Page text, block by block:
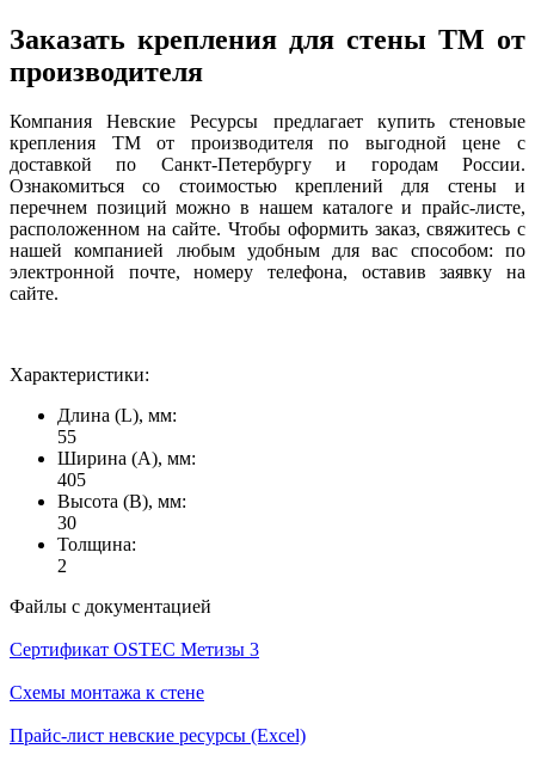
Заказать крепления для стены ТМ от
производителя
Компания Невские Ресурсы предлагает купить стеновые
крепления ТМ от производителя по выгодной цене с
доставкой по Санкт-Петербургу и городам России.
Ознакомиться со стоимостью креплений для стены и
перечнем позиций можно в нашем каталоге и прайс-листе,
расположенном на сайте. Чтобы оформить заказ, свяжитесь с
нашей компанией любым удобным для вас способом: по
электронной почте, номеру телефона, оставив заявку на
сайте.
Характеристики:
Длина (L), мм:
55
Ширина (А), мм:
405
Высота (В), мм:
30
Толщина:
2
Файлы с документацией
Сертификат OSTEC Метизы 3
Схемы монтажа к стене
Прайс-лист невские ресурсы (Excel)